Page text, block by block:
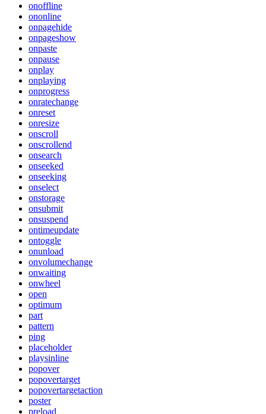
onoffline
ononline
onpagehide
onpageshow
onpaste
onpause
onplay
onplaying
onprogress
onratechange
onreset
onresize
onscroll
onscrollend
onsearch
onseeked
onseeking
onselect
onstorage
onsubmit
onsuspend
ontimeupdate
ontoggle
onunload
onvolumechange
onwaiting
onwheel
open
optimum
part
pattern
ping
placeholder
playsinline
popover
popovertarget
popovertargetaction
poster
preload